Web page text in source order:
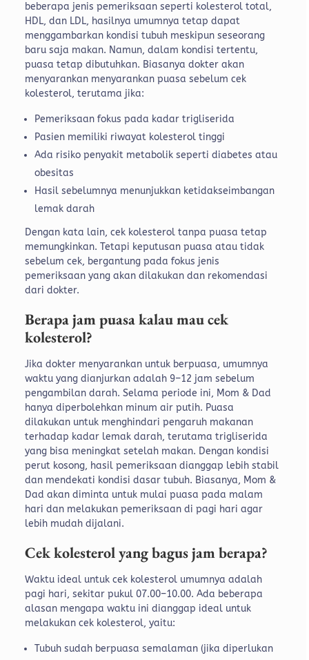
beberapa jenis pemeriksaan seperti kolesterol total,
HDL, dan LDL, hasilnya umumnya tetap dapat
menggambarkan kondisi tubuh meskipun seseorang
baru saja makan. Namun, dalam kondisi tertentu,
puasa tetap dibutuhkan. Biasanya dokter akan
menyarankan menyarankan puasa sebelum cek
kolesterol, terutama jika:
Pemeriksaan fokus pada kadar trigliserida
Pasien memiliki riwayat kolesterol tinggi
Ada risiko penyakit metabolik seperti diabetes atau
obesitas
Hasil sebelumnya menunjukkan ketidakseimbangan
lemak darah
Dengan kata lain, cek kolesterol tanpa puasa tetap
memungkinkan. Tetapi keputusan puasa atau tidak
sebelum cek, bergantung pada fokus jenis
pemeriksaan yang akan dilakukan dan rekomendasi
dari dokter.
Berapa jam puasa kalau mau cek
kolesterol?
Jika dokter menyarankan untuk berpuasa, umumnya
waktu yang dianjurkan adalah 9–12 jam sebelum
pengambilan darah. Selama periode ini, Mom & Dad
hanya diperbolehkan minum air putih. Puasa
dilakukan untuk menghindari pengaruh makanan
terhadap kadar lemak darah, terutama trigliserida
yang bisa meningkat setelah makan. Dengan kondisi
perut kosong, hasil pemeriksaan dianggap lebih stabil
dan mendekati kondisi dasar tubuh. Biasanya, Mom &
Dad akan diminta untuk mulai puasa pada malam
hari dan melakukan pemeriksaan di pagi hari agar
lebih mudah dijalani.
Cek kolesterol yang bagus jam berapa?
Waktu ideal untuk cek kolesterol umumnya adalah
pagi hari, sekitar pukul 07.00–10.00. Ada beberapa
alasan mengapa waktu ini dianggap ideal untuk
melakukan cek kolesterol, yaitu:
Tubuh sudah berpuasa semalaman (jika diperlukan